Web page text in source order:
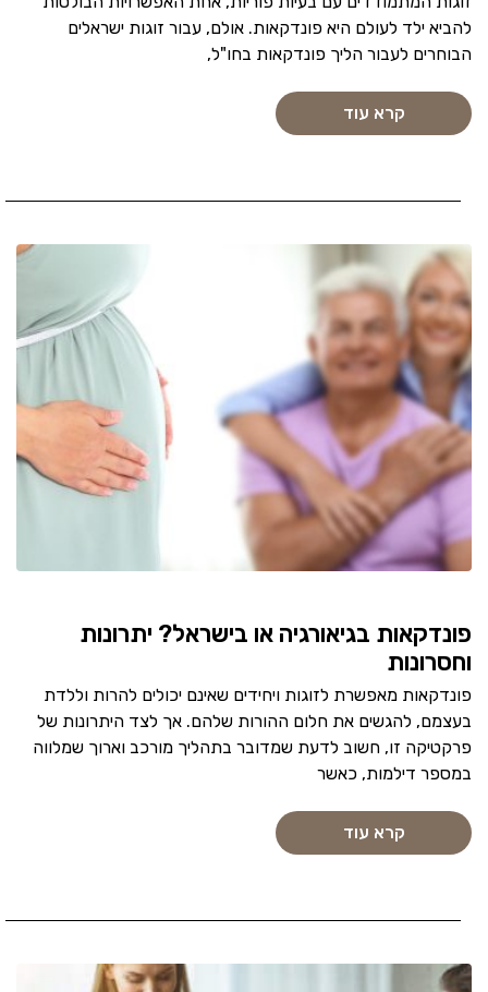
להביא ילד לעולם היא פונדקאות. אולם, עבור זוגות ישראלים
הבוחרים לעבור הליך פונדקאות בחו"ל,
קרא עוד
פונדקאות בגיאורגיה או בישראל? יתרונות
וחסרונות
פונדקאות מאפשרת לזוגות ויחידים שאינם יכולים להרות וללדת
בעצמם, להגשים את חלום ההורות שלהם. אך לצד היתרונות של
פרקטיקה זו, חשוב לדעת שמדובר בתהליך מורכב וארוך שמלווה
במספר דילמות, כאשר
קרא עוד